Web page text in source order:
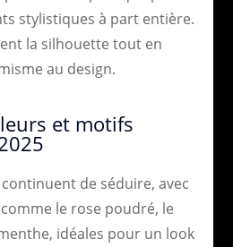
stylistiques à part entière.
la silhouette tout en
au design.
et motifs
de séduire, avec
le rose poudré, le
idéales pour un look